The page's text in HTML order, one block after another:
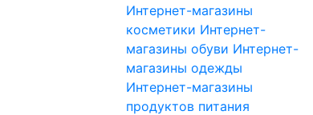
Интернет-магазины
косметики Интернет-
магазины обуви Интернет-
магазины одежды
Интернет-магазины
продуктов питания